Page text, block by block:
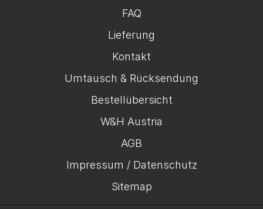
FAQ
Lieferung
Kontakt
Umtausch & Rücksendung
Bestellübersicht
W&H Austria
AGB
Impressum / Datenschutz
Sitemap